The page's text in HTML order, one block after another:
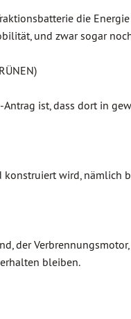
die
und zwar sogar
Antrag ist, dass dort in
wird, nämlich
der
bleiben.